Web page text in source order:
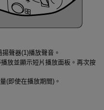
聲器(1)播放聲音。
放並顯示短片播放面板。再次按
(即使在播放期間)。